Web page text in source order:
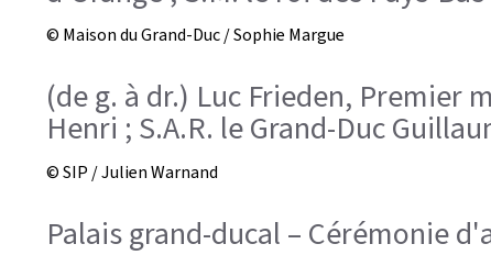
© Maison du Grand-Duc / Sophie Margue
(de g. à dr.) Luc Frieden, Premier
Henri ; S.A.R. le Grand-Duc
© SIP / Julien Warnand
Palais grand-ducal – Cérémonie